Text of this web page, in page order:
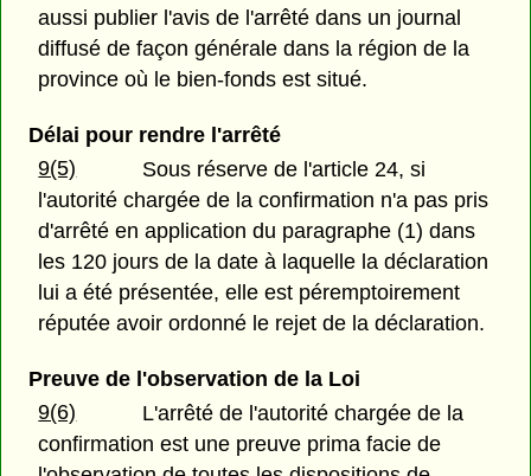
aussi publier l'avis de l'arrêté dans un journal
diffusé de façon générale dans la région de la
province où le bien-fonds est situé.
Délai pour rendre l'arrêté
9(5)
Sous réserve de l'article 24, si
l'autorité chargée de la confirmation n'a pas pris
d'arrêté en application du paragraphe (1) dans
les 120 jours de la date à laquelle la déclaration
lui a été présentée, elle est péremptoirement
réputée avoir ordonné le rejet de la déclaration.
Preuve de l'observation de la Loi
9(6)
L'arrêté de l'autorité chargée de la
confirmation est une preuve prima facie de